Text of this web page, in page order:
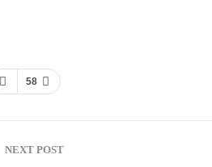
58
NEXT POST